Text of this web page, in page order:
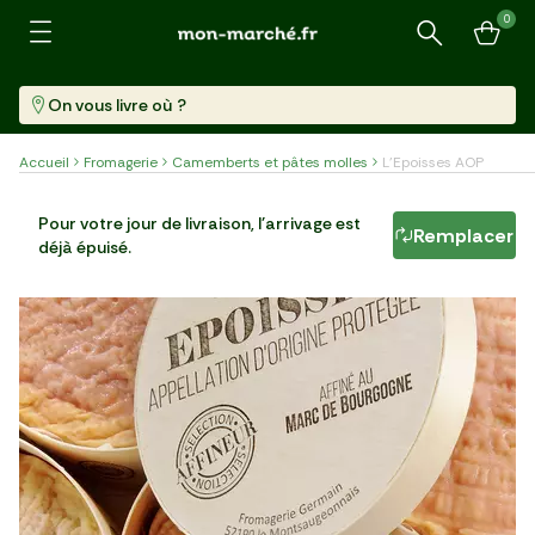
Recherche
0
On vous livre où ?
Accueil Fromagerie Camemberts et pâtes molles L'Epoisses AOP
Pièce (250 G) 35,96 €/kg
Pour votre jour de livraison, l'arrivage est
déjà épuisé.
Remplacer